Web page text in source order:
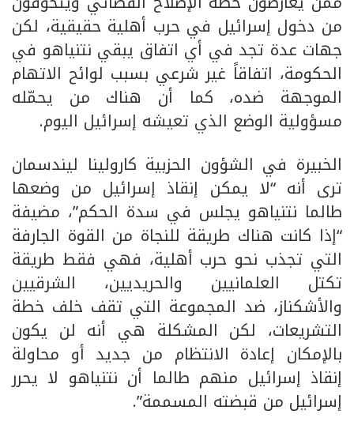
من دخول إسرائيل في حرب أهلية حقيقية، لكن
جهات عدة تجد في أي اتفاق يبقي نتنياهو في
الحكومة، اتفاقاً غير شرعي بسبب لوائح الاتهام
الموجهة ضده، كما أن هناك من يحمّله
مسؤولية الوضع الذي تعيشه إسرائيل اليوم.
الخبيرة في الشؤون الحزبية كارولينا ليندسمان
ترى أنه “لا يمكن إنقاذ إسرائيل من وضعها
طالما نتنياهو يجلس في سدة الحكم”، مضيفة
“إذا كانت هناك طريقة للنجاة من القوة الجارفة
التي تجذب نحو حرب أهلية، فهي فقط طريقة
تكتل العلمانيين والحريديين، الشرقيين
والأشكناز، ضد المجموعة التي تقف خلف خطة
التشريعات، لكن المشكلة هي أنه لن يكون
بالإمكان إعادة الانتظام من جديد أو محاولة
إنقاذ إسرائيل منهم طالما أن نتنياهو لا يحرر
إسرائيل من قبضته المسممة”.